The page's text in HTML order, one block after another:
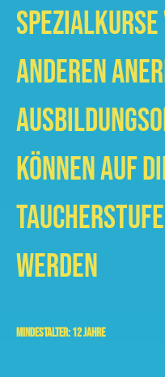
anderen
können auf
werden
Mindestalter: 12 Jahre